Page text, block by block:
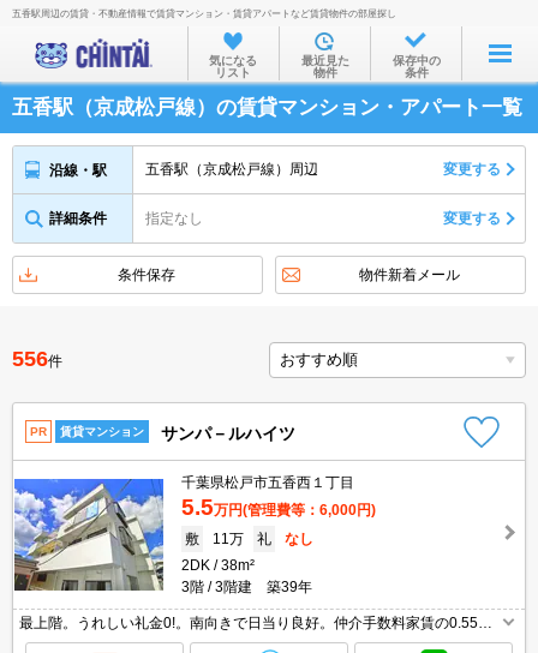
お部屋を探す
沿線・駅から
住所から
家賃相場から
物件特集から
不動産会社から
TOP
五香駅周辺の賃貸・不動産情報で賃貸マンション・賃貸アパートなど賃貸物件の部屋探し
気になる
リスト
最近見た
物件
保存中の
条件
五香駅（京成松戸線）の賃貸マンション・アパート一覧
沿線・駅 五香駅（京成松戸線）周辺 変更する
詳細条件 指定なし 変更する
条件保存 物件新着メール
556件
PR 賃貸マンション サンパ－ルハイツ
千葉県松戸市五香西１丁目
5.5万円(管理費等：6,000円)
敷
11万 礼
なし
2DK
38m²
3階
3階建 築39年
最上階。うれしい礼金0!。南向きで日当り良好。仲介手数料家賃の0.55ヶ
月分。買い物便利。収納たっぷり。ガスコンロ設置可。CATV受信可。1人